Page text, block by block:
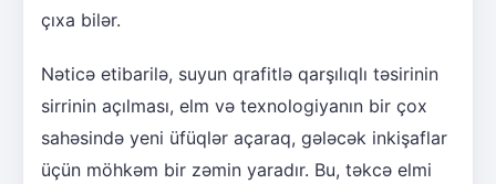
çıxa bilər.
Nəticə etibarilə, suyun qrafitlə qarşılıqlı təsirinin
sirrinin açılması, elm və texnologiyanın bir çox
sahəsində yeni üfüqlər açaraq, gələcək inkişaflar
üçün möhkəm bir zəmin yaradır. Bu, təkcə elmi